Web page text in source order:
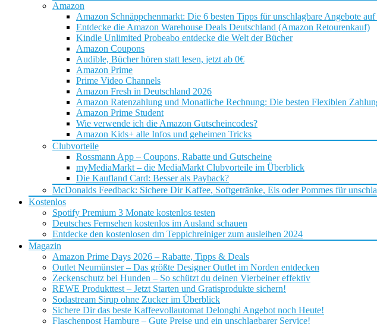
Amazon
Amazon Schnäppchenmarkt: Die 6 besten Tipps für unschlagbare Angebote
Entdecke die Amazon Warehouse Deals Deutschland (Amazon Retourenkauf)
Kindle Unlimited Probeabo entdecke die Welt der Bücher
Amazon Coupons
Audible, Bücher hören statt lesen, jetzt ab 0€
Amazon Prime
Prime Video Channels
Amazon Fresh in Deutschland 2026
Amazon Ratenzahlung und Monatliche Rechnung: Die besten Flexiblen
Amazon Prime Student
Wie verwende ich die Amazon Gutscheincodes?
Amazon Kids+ alle Infos und geheimen Tricks
Clubvorteile
Rossmann App – Coupons, Rabatte und Gutscheine
myMediaMarkt – die MediaMarkt Clubvorteile im Überblick
Die Kaufland Card: Besser als Payback?
McDonalds Feedback: Sichere Dir Kaffee, Softgetränke, Eis oder Pommes für
Kostenlos
Spotify Premium 3 Monate kostenlos testen
Deutsches Fernsehen kostenlos im Ausland schauen
Entdecke den kostenlosen dm Teppichreiniger zum ausleihen 2024
Magazin
Amazon Prime Days 2026 – Rabatte, Tipps & Deals
Outlet Neumünster – Das größte Designer Outlet im Norden entdecken
Zeckenschutz bei Hunden – So schützt du deinen Vierbeiner effektiv
REWE Produkttest – Jetzt Starten und Gratisprodukte sichern!
Sodastream Sirup ohne Zucker im Überblick
Sichere Dir das beste Kaffeevollautomat Delonghi Angebot noch Heute!
Flaschenpost Hamburg – Gute Preise und ein unschlagbarer Service!